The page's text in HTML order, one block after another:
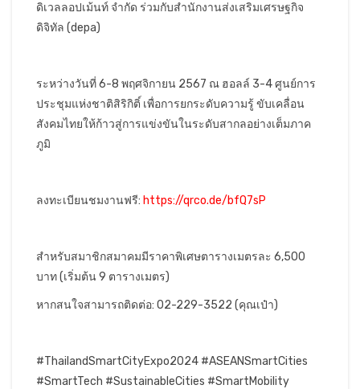
ดิเวลลอปเม้นท์ จำกัด ร่วมกับสำนักงานส่งเสริมเศรษฐกิจ
ดิจิทัล (depa)
ระหว่างวันที่ 6-8 พฤศจิกายน 2567 ณ ฮอลล์ 3-4 ศูนย์การ
ประชุมแห่งชาติสิริกิติ์ เพื่อการยกระดับความรู้ ขับเคลื่อน
สังคมไทยให้ก้าวสู่การแข่งขันในระดับสากลอย่างเต็มภาค
ภูมิ
ลงทะเบียนชมงานฟรี: https://qrco.de/bfQ7sP
สำหรับสมาชิกสมาคมมีราคาพิเศษตารางเมตรละ 6,500
บาท (เริ่มต้น 9 ตารางเมตร)
หากสนใจสามารถติดต่อ: 02-229-3522 (คุณเป๋า)
#ThailandSmartCityExpo2024 #ASEANSmartCities
#SmartTech #SustainableCities #SmartMobility